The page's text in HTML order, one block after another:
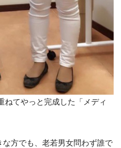
ねてやっと完成した「メディ
方でも、老若男女問わず誰で